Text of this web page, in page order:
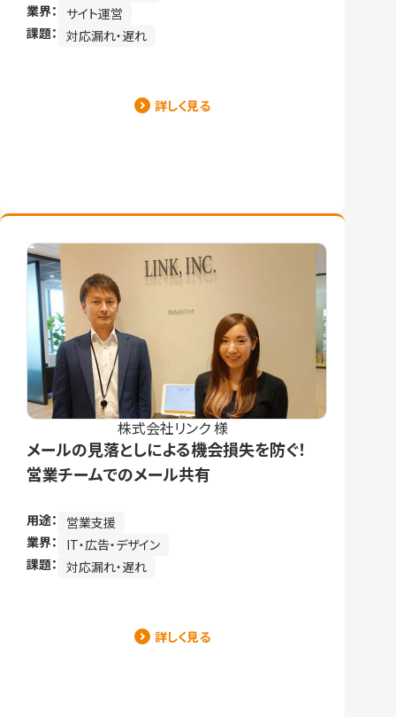
業界：
サイト運営
課題： 対応漏れ・遅れ
詳しく見る
株式会社リンク 様
メールの見落としによる機会損失を防ぐ！
営業チームでのメール共有
用途：
営業支援
業界：
IT・広告・デザイン
課題： 対応漏れ・遅れ
詳しく見る